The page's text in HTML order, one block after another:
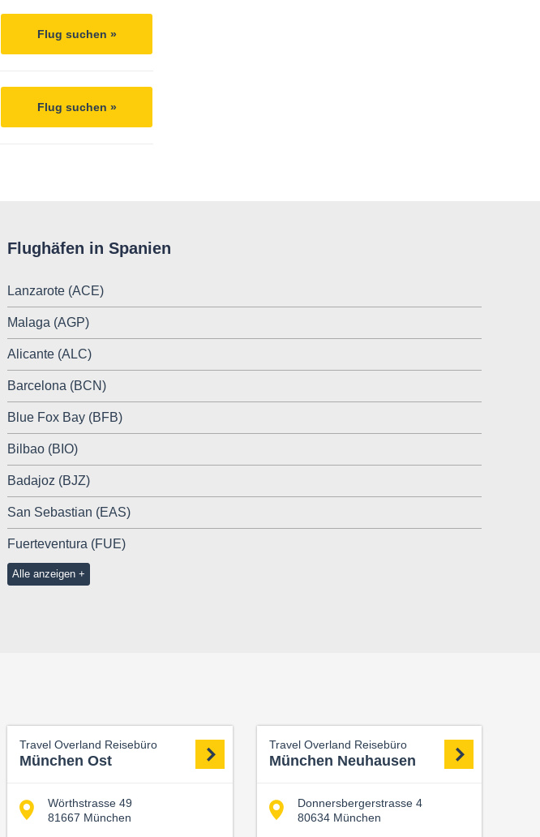
Flug suchen »
Flug suchen »
Flughäfen in Spanien
Lanzarote (ACE)
Malaga (AGP)
Alicante (ALC)
Barcelona (BCN)
Blue Fox Bay (BFB)
Bilbao (BIO)
Badajoz (BJZ)
San Sebastian (EAS)
Fuerteventura (FUE)
Alle anzeigen
Travel Overland Reisebüro
München Ost
Wörthstrasse 49
81667 München
Travel Overland Reisebüro
München Neuhausen
Donnersbergerstrasse 4
80634 München